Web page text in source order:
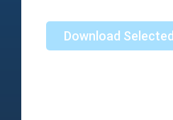
Download Selected